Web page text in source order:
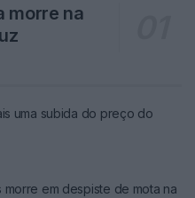
morre na
uma subida do preço do
morre em despiste de mota na